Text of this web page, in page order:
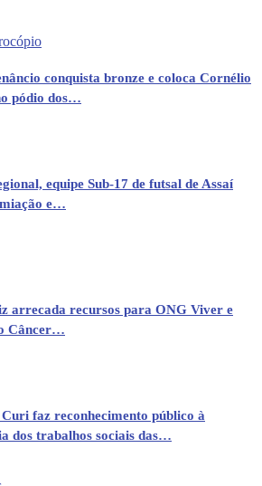
conquista bronze e coloca Cornélio
pódio dos…
equipe Sub-17 de futsal de Assaí
e…
arrecada recursos para ONG Viver e
Câncer…
faz reconhecimento público à
dos trabalhos sociais das…